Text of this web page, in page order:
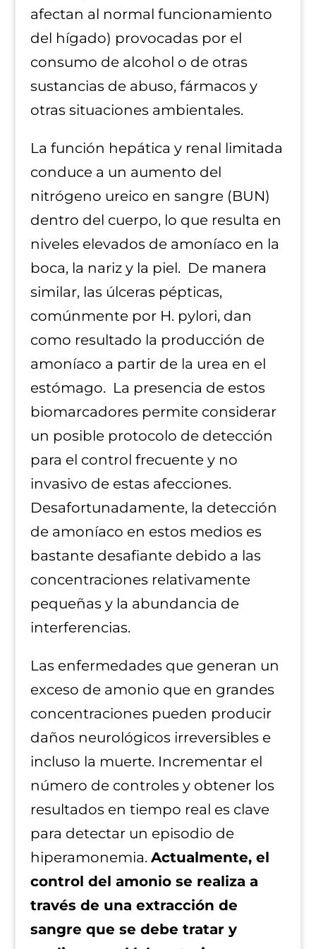
afectan al normal funcionamiento
del hígado) provocadas por el
consumo de alcohol o de otras
sustancias de abuso, fármacos y
otras situaciones ambientales.
La función hepática y renal limitada
conduce a un aumento del
nitrógeno ureico en sangre (BUN)
dentro del cuerpo, lo que resulta en
niveles elevados de amoníaco en la
boca, la nariz y la piel. De manera
similar, las úlceras pépticas,
comúnmente por H. pylori, dan
como resultado la producción de
amoníaco a partir de la urea en el
estómago. La presencia de estos
biomarcadores permite considerar
un posible protocolo de detección
para el control frecuente y no
invasivo de estas afecciones.
Desafortunadamente, la detección
de amoníaco en estos medios es
bastante desafiante debido a las
concentraciones relativamente
pequeñas y la abundancia de
interferencias.
Las enfermedades que generan un
exceso de amonio que en grandes
concentraciones pueden producir
daños neurológicos irreversibles e
incluso la muerte. Incrementar el
número de controles y obtener los
resultados en tiempo real es clave
para detectar un episodio de
hiperamonemia. Actualmente, el
control del amonio se realiza a
través de una extracción de
sangre que se debe tratar y